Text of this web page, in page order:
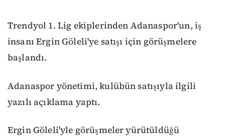
Trendyol 1. Lig ekiplerinden Adanaspor'un, iş
insanı Ergin Göleli'ye satışı için görüşmelere
başlandı.
Adanaspor yönetimi, kulübün satışıyla ilgili
yazılı açıklama yaptı.
Ergin Göleli'yle görüşmeler yürütüldüğü